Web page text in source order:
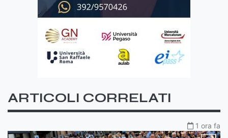
ARTICOLI CORRELATI
1 ora fa